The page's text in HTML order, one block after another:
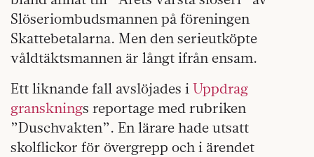
Slöseriombudsmannen på föreningen
Skattebetalarna. Men den serieutköpte
våldtäktsmannen är långt ifrån ensam.
Ett liknande fall avslöjades i Uppdrag
gransknings reportage med rubriken
”Duschvakten”. En lärare hade utsatt
skolflickor för övergrepp och i ärendet